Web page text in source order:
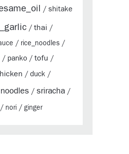
/ shitake
/ thai /
/ rice_noodles /
/ panko / tofu /
/ duck /
noodles / sriracha /
/ nori / ginger